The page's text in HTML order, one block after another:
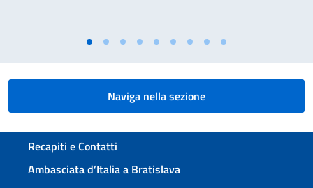
Naviga nella sezione
Sezione footer
Recapiti e Contatti
Ambasciata d’Italia a Bratislava